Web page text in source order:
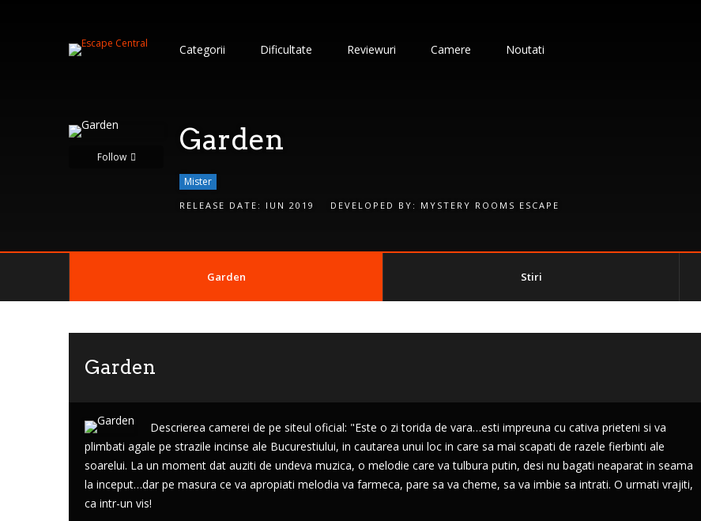
Categorii Dificultate Reviewuri Camere Noutati
Follow
Garden
Mister
RELEASE DATE: IUN 2019 DEVELOPED BY: MYSTERY ROOMS ESCAPE
Garden Stiri
Garden
Descrierea camerei de pe siteul oficial: "Este o zi torida de vara…esti impreuna cu cativa prieteni si va
plimbati agale pe strazile incinse ale Bucurestiului, in cautarea unui loc in care sa mai scapati de razele fierbinti ale
soarelui. La un moment dat auziti de undeva muzica, o melodie care va tulbura putin, desi nu bagati neaparat in seama
la inceput…dar pe masura ce va apropiati melodia va farmeca, pare sa va cheme, sa va imbie sa intrati. O urmati vrajiti,
ca intr-un vis!